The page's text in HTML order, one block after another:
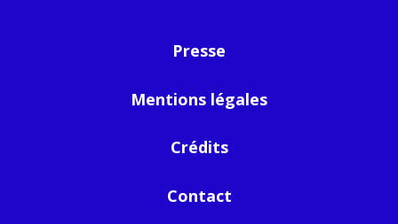
Presse
Mentions légales
Crédits
Contact